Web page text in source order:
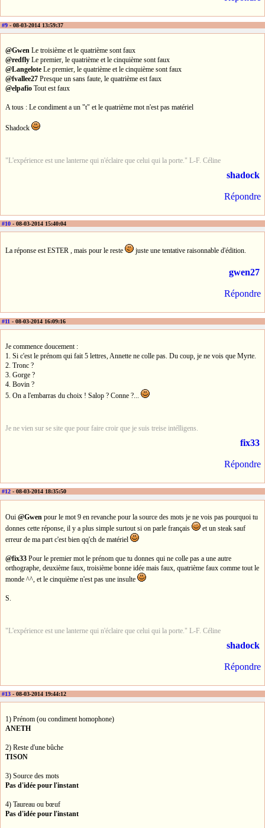
#9 - 08-03-2014 13:59:37
@Gwen Le troisième et le quatrième sont faux
@redfly Le premier, le quatrième et le cinquième sont faux
@Langelote Le premier, le quatrième et le cinquième sont faux
@fvallee27 Presque un sans faute, le quatrième est faux
@elpafio Tout est faux
A tous : Le condiment a un "t" et le quatrième mot n'est pas matériel
Shadock
"L'expérience est une lanterne qui n'éclaire que celui qui la porte." L-F. Céline
shadock
Répondre
#10 - 08-03-2014 15:40:04
La réponse est ESTER , mais pour le reste juste une tentative raisonnable d'édition.
gwen27
Répondre
#11 - 08-03-2014 16:09:16
Je commence doucement :
1. Si c'est le prénom qui fait 5 lettres, Annette ne colle pas. Du coup, je ne vois que Myrte.
2. Tronc ?
3. Gorge ?
4. Bovin ?
5. On a l'embarras du choix ! Salop ? Conne ?...
Je ne vien sur se site que pour faire croir que je suis treise intélligens.
fix33
Répondre
#12 - 08-03-2014 18:35:50
Oui @Gwen pour le mot 9 en revanche pour la source des mots je ne vois pas pourquoi tu
donnes cette réponse, il y a plus simple surtout si on parle français
et un steak sauf
erreur de ma part c'est bien qq'ch de matériel
@fix33 Pour le premier mot le prénom que tu donnes qui ne colle pas a une autre
orthographe, deuxième faux, troisième bonne idée mais faux, quatrième faux comme tout le
monde ^^, et le cinquième n'est pas une insulte
S.
"L'expérience est une lanterne qui n'éclaire que celui qui la porte." L-F. Céline
shadock
Répondre
#13 - 08-03-2014 19:44:12
1) Prénom (ou condiment homophone)
ANETH
2) Reste d'une bûche
TISON
3) Source des mots
Pas d'idée pour l'instant
4) Taureau ou bœuf
Pas d'idée pour l'instant